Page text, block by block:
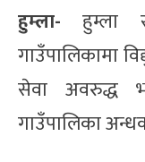
हुम्ला- हुम्ला
गाउँपालिकामा
सेवा अवरुद्ध
गाउँपालिका